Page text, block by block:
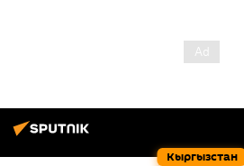
Кыргызстан